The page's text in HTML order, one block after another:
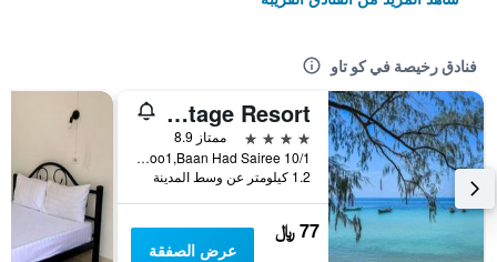
فنادق رخيصة في كو تاو
Sairee Cottage Resort
4 نجوم
ممتاز 8.9
10/1 Moo1,Baan Had Sairee, كو تاو, تايلاند
1.2 كيلومتر عن وسط المدينة
77 ﷼
عرض الصفقة